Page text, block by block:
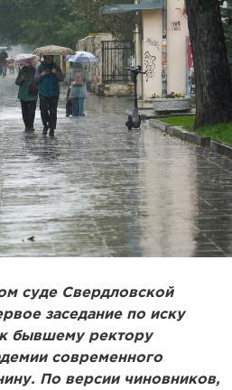
суде Свердловской
заседание по иску
бывшему ректору
современного
По версии чиновников,